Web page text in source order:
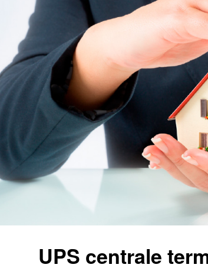
UPS centrale